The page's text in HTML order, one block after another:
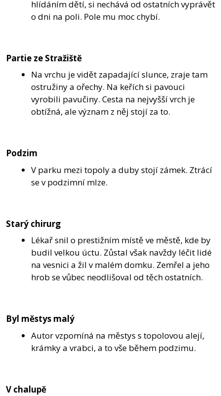
hlídáním dětí, si nechává od ostatních vyprávět
o dni na poli. Pole mu moc chybí.
Partie ze Stražiště
Na vrchu je vidět zapadající slunce, zraje tam
ostružiny a ořechy. Na keřích si pavouci
vyrobili pavučiny. Cesta na nejvyšší vrch je
obtížná, ale význam z něj stojí za to.
Podzim
V parku mezi topoly a duby stojí zámek. Ztrácí
se v podzimní mlze.
Starý chirurg
Lékař snil o prestižním místě ve městě, kde by
budil velkou úctu. Zůstal však navždy léčit lidé
na vesnici a žil v malém domku. Zemřel a jeho
hrob se vůbec neodlišoval od těch ostatních.
Byl městys malý
Autor vzpomíná na městys s topolovou alejí,
krámky a vrabci, a to vše během podzimu.
V chalupě